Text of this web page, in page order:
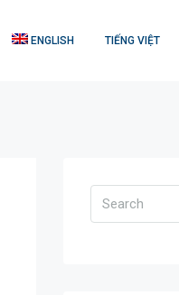
ENGLISH TIẾNG VIỆT